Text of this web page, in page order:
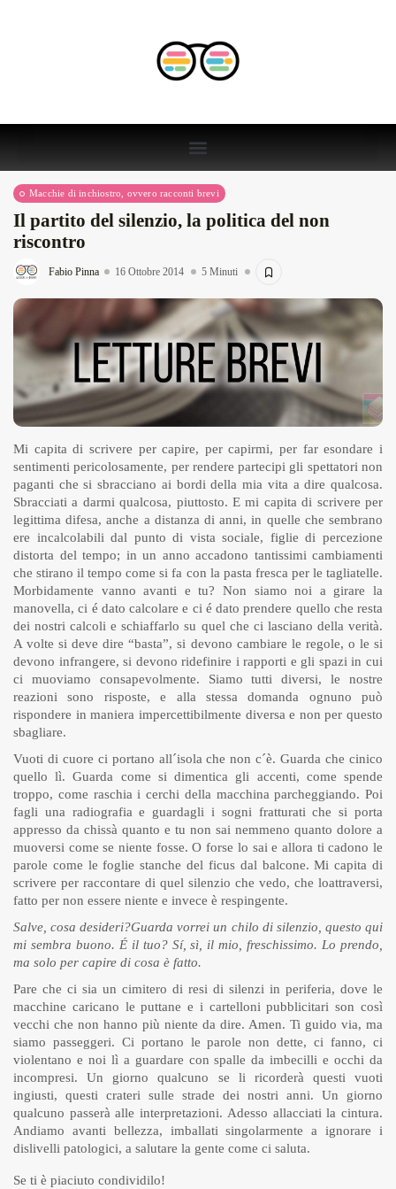
Macchie di inchiostro, ovvero racconti brevi
Il partito del silenzio, la politica del non
riscontro
Fabio Pinna 16 Ottobre 2014 5 Minuti
Mi capita di scrivere per capire, per capirmi, per far esondare i
sentimenti pericolosamente, per rendere partecipi gli spettatori non
paganti che si sbracciano ai bordi della mia vita a dire qualcosa.
Sbracciati a darmi qualcosa, piuttosto. E mi capita di scrivere per
legittima difesa, anche a distanza di anni, in quelle che sembrano
ere incalcolabili dal punto di vista sociale, figlie di percezione
distorta del tempo; in un anno accadono tantissimi cambiamenti
che stirano il tempo come si fa con la pasta fresca per le tagliatelle.
Morbidamente vanno avanti e tu? Non siamo noi a girare la
manovella, ci é dato calcolare e ci é dato prendere quello che resta
dei nostri calcoli e schiaffarlo su quel che ci lasciano della verità.
A volte si deve dire “basta”, si devono cambiare le regole, o le si
devono infrangere, si devono ridefinire i rapporti e gli spazi in cui
ci muoviamo consapevolmente. Siamo tutti diversi, le nostre
reazioni sono risposte, e alla stessa domanda ognuno può
rispondere in maniera impercettibilmente diversa e non per questo
sbagliare.
Vuoti di cuore ci portano all´isola che non c´è. Guarda che cinico
quello lì. Guarda come si dimentica gli accenti, come spende
troppo, come raschia i cerchi della macchina parcheggiando. Poi
fagli una radiografia e guardagli i sogni fratturati che si porta
appresso da chissà quanto e tu non sai nemmeno quanto dolore a
muoversi come se niente fosse. O forse lo sai e allora ti cadono le
parole come le foglie stanche del ficus dal balcone. Mi capita di
scrivere per raccontare di quel silenzio che vedo, che loattraversi,
fatto per non essere niente e invece è respingente.
Salve, cosa desideri?Guarda vorrei un chilo di silenzio, questo qui
mi sembra buono. É il tuo? Sí, sì, il mio, freschissimo. Lo prendo,
ma solo per capire di cosa è fatto.
Pare che ci sia un cimitero di resi di silenzi in periferia, dove le
macchine caricano le puttane e i cartelloni pubblicitari son così
vecchi che non hanno più niente da dire. Amen. Ti guido via, ma
siamo passeggeri. Ci portano le parole non dette, ci fanno, ci
violentano e noi lì a guardare con spalle da imbecilli e occhi da
incompresi. Un giorno qualcuno se li ricorderà questi vuoti
ingiusti, questi crateri sulle strade dei nostri anni. Un giorno
qualcuno passerà alle interpretazioni. Adesso allacciati la cintura.
Andiamo avanti bellezza, imballati singolarmente a ignorare i
dislivelli patologici, a salutare la gente come ci saluta.
Se ti è piaciuto condividilo!